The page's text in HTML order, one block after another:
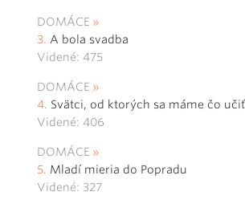
DOMÁCE
A bola svadba
Videné: 475
DOMÁCE
Svätci, od ktorých sa máme čo učiť
Videné: 406
DOMÁCE
Mladí mieria do Popradu
Videné: 327